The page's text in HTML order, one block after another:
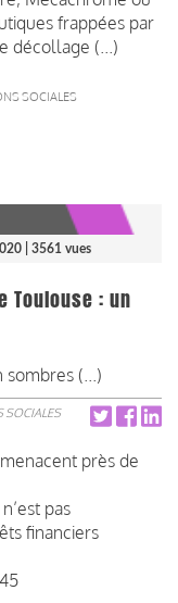
frappées par
décollage (...)
SOCIALES
| 3561 vues
Toulouse : un
sombres (...)
SOCIALES
près de
pas
financiers